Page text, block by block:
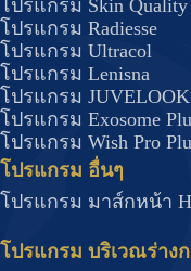
โปรแกรม Skin Quality
โปรแกรม Radiesse
โปรแกรม Ultracol
โปรแกรม Lenisna
โปรแกรม JUVELOOK
โปรแกรม Exosome
โปรแกรม Wish Pro
โปรแกรม อื่นๆ
โปรแกรม มาส์กหน้า
โปรแกรม บริเวณร่าง